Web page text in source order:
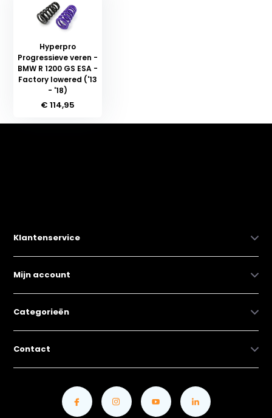
Hyperpro
Progressieve veren -
BMW R 1200 GS ESA -
Factory lowered ('13
- '18)
€ 114,95
Klantenservice
Mijn account
Categorieën
Contact